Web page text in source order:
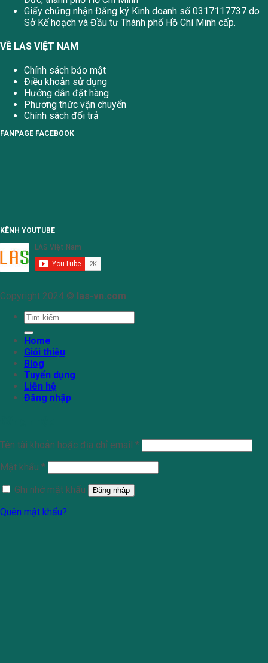
Giấy chứng nhận Đăng ký Kinh doanh số 0317117737 do
Sở Kế hoạch và Đầu tư Thành phố Hồ Chí Minh cấp.
VỀ LAS VIỆT NAM
Chính sách bảo mật
Điều khoản sử dụng
Hướng dẫn đặt hàng
Phương thức vận chuyển
Chính sách đổi trả
FANPAGE FACEBOOK
KÊNH YOUTUBE
Copyright 2024 © las-vn.com
Tìm
Home
Giới thiệu
Blog
Tuyển dụng
Liên hệ
Đăng nhập
Tên tài khoản hoặc địa chỉ email *
Mật khẩu *
Ghi nhớ mật khẩu
Đăng nhập
Quên mật khẩu?